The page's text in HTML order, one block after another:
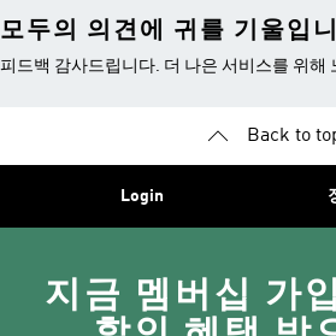
모두의 의견에 귀를 기울입
피드백 감사드립니다. 더 나은 서비스를 위해
Back to
Login
지금 멤버십 가